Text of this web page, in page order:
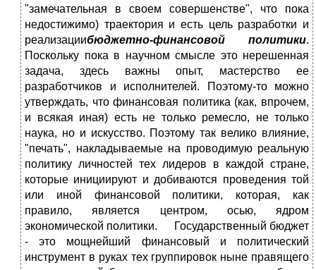
"замечательная в своем совершенстве", что пока
недостижимо) траектория и есть цель разработки и
реализациибюджетно-финансовой политики.
Поскольку пока в научном смысле это нерешенная
задача, здесь важны опыт, мастерство ее
разработчиков и исполнителей. Поэтому-то можно
утверждать, что финансовая политика (как, впрочем,
и всякая иная) есть не только ремесло, не только
наука, но и искусство. Поэтому так велико влияние,
"печать", накладываемые на проводимую реальную
политику личностей тех лидеров в каждой стране,
которые инициируют и добиваются проведения той
или иной финансовой политики, которая, как
правило, является центром, осью, ядром
экономической политики. Государственный бюджет
- это мощнейший финансовый и политический
инструмент в руках тех группировок ныне правящего